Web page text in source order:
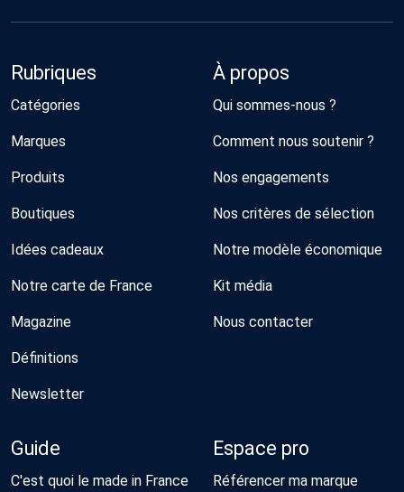
Rubriques
Catégories
Marques
Produits
Boutiques
Idées cadeaux
Notre carte de France
Magazine
Définitions
Newsletter
À propos
Qui sommes-nous ?
Comment nous soutenir ?
Nos engagements
Nos critères de sélection
Notre modèle économique
Kit média
Nous contacter
Guide
C'est quoi le made in France
Espace pro
Référencer ma marque